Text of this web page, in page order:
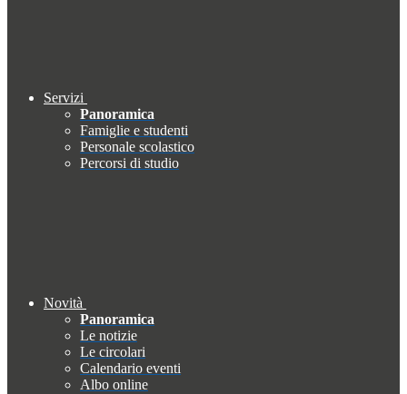
Servizi
Panoramica
Famiglie e studenti
Personale scolastico
Percorsi di studio
Novità
Panoramica
Le notizie
Le circolari
Calendario eventi
Albo online